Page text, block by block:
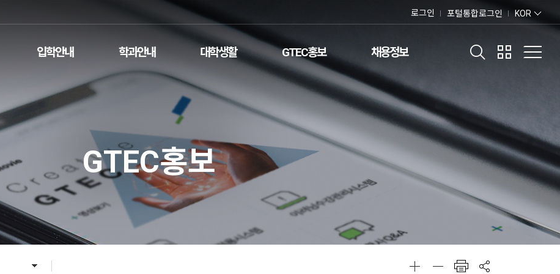
입학안내 학과안내 대학생활 GTEC홍보 채용정보
로그인 포털통합로그인 KOR
GTEC홍보